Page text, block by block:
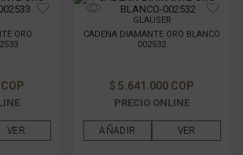
ORO
VER
GLAUSER
CADENA DIAMANTE ORO BLANCO
002532
$ 5.641.000 COP
PRECIO ONLINE
AÑADIR VER